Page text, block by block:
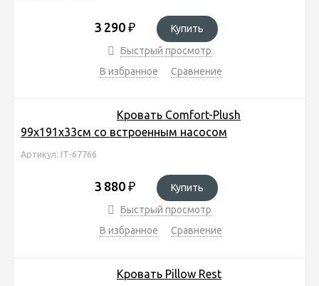
3 290 ₽
Купить
Быстрый просмотр
В избранное
Сравнение
Кровать Comfort-Plush
99х191х33см со встроенным насосом
Артикул: IT-67766
3 880 ₽
Купить
Быстрый просмотр
В избранное
Сравнение
Кровать Pillow Rest